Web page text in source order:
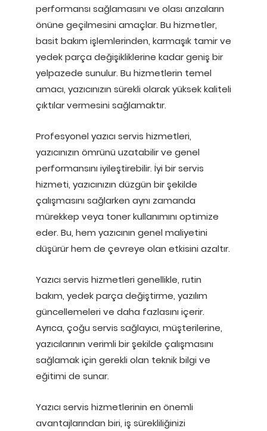
performansı sağlamasını ve olası arızaların
önüne geçilmesini amaçlar. Bu hizmetler,
basit bakım işlemlerinden, karmaşık tamir ve
yedek parça değişikliklerine kadar geniş bir
yelpazede sunulur. Bu hizmetlerin temel
amacı, yazıcınızın sürekli olarak yüksek kaliteli
çıktılar vermesini sağlamaktır.
Profesyonel yazıcı servis hizmetleri,
yazıcınızın ömrünü uzatabilir ve genel
performansını iyileştirebilir. İyi bir servis
hizmeti, yazıcınızın düzgün bir şekilde
çalışmasını sağlarken aynı zamanda
mürekkep veya toner kullanımını optimize
eder. Bu, hem yazıcının genel maliyetini
düşürür hem de çevreye olan etkisini azaltır.
Yazıcı servis hizmetleri genellikle, rutin
bakım, yedek parça değiştirme, yazılım
güncellemeleri ve daha fazlasını içerir.
Ayrıca, çoğu servis sağlayıcı, müşterilerine,
yazıcılarının verimli bir şekilde çalışmasını
sağlamak için gerekli olan teknik bilgi ve
eğitimi de sunar.
Yazıcı servis hizmetlerinin en önemli
avantajlarından biri, iş sürekliliğinizi